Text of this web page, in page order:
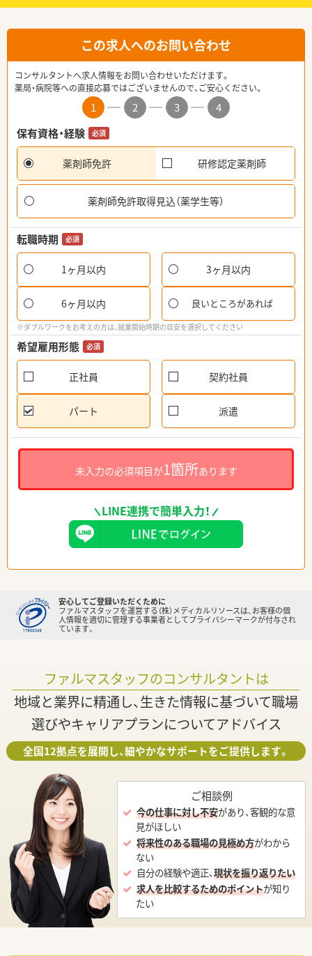
この求人へのお問い合わせ
コンサルタントへ求人情報をお問い合わせいただけます。
薬局・病院等への直接応募ではございませんので、ご安心ください。
1 2 3
4
保有資格・経験
必須
薬剤師免許 研修認定薬剤師
薬剤師免許取得見込（薬学生等）
転職時期 必須
1ヶ月以内 3ヶ月以内
6ヶ月以内 良いところがあれば
※ダブルワークをお考えの方は、就業開始時期の目安を選択してください
希望雇用形態 必須
正社員 契約社員
パート 派遣
未入力の必須項目が1箇所あります
LINE連携で簡単入力！
安心してご登録いただくために
ファルマスタッフを運営する（株）メディカルリソースは、お客様の個
人情報を適切に管理する事業者としてプライバシーマークが付与され
ています。
ファルマスタッフのコンサルタントは
地域と業界に精通し、生きた情報に基づいて職場
選びやキャリアプランについてアドバイス
全国12拠点を展開し、細やかなサポートをご提供します。
ご相談例
今の仕事に対し不安があり、客観的な意
見がほしい
将来性のある職場の見極め方がわから
ない
自分の経験や適正、現状を振り返りたい
求人を比較するためのポイントが知り
たい